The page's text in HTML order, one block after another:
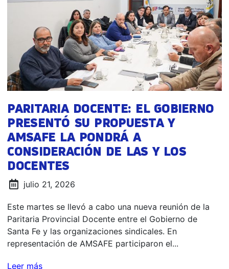
PARITARIA DOCENTE: EL GOBIERNO
PRESENTÓ SU PROPUESTA Y
AMSAFE LA PONDRÁ A
CONSIDERACIÓN DE LAS Y LOS
DOCENTES
julio 21, 2026
Este martes se llevó a cabo una nueva reunión de la
Paritaria Provincial Docente entre el Gobierno de
Santa Fe y las organizaciones sindicales. En
representación de AMSAFE participaron el...
Leer más